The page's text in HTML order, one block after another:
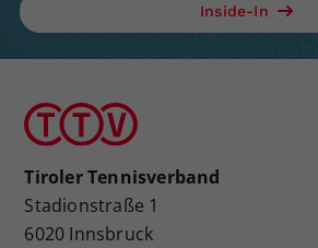
Inside-In
Tiroler Tennisverband
Stadionstraße 1
6020 Innsbruck